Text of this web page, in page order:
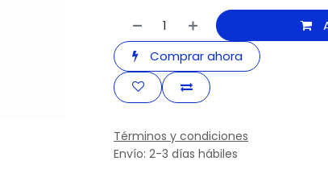
Comprar ahora
Términos y condiciones
Envío: 2-3 días hábiles